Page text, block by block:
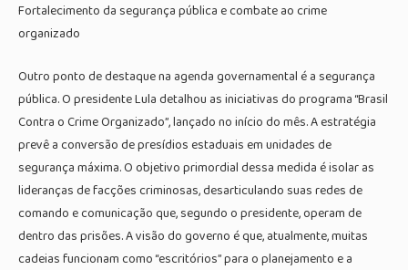
Fortalecimento da segurança pública e combate ao crime
organizado
Outro ponto de destaque na agenda governamental é a segurança
pública. O presidente Lula detalhou as iniciativas do programa “Brasil
Contra o Crime Organizado”, lançado no início do mês. A estratégia
prevê a conversão de presídios estaduais em unidades de
segurança máxima. O objetivo primordial dessa medida é isolar as
lideranças de facções criminosas, desarticulando suas redes de
comando e comunicação que, segundo o presidente, operam de
dentro das prisões. A visão do governo é que, atualmente, muitas
cadeias funcionam como “escritórios” para o planejamento e a